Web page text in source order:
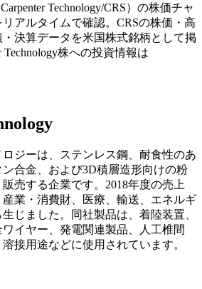
Technology/CRS）の株価チャ
アルタイムで確認。CRSの株価・高
決算データを米国株式銘柄として掲
Technology株への投資情報は
ジーは、ステンレス鋼、耐食性のあ
合金、および3D積層造形向けの粉
売する企業です。2018年度の売上
業・消費財、医療、輸送、エネルギ
じました。同社製品は、着陸装置、
イヤー、発電関連製品、人工椎間
接用途などに使用されています。